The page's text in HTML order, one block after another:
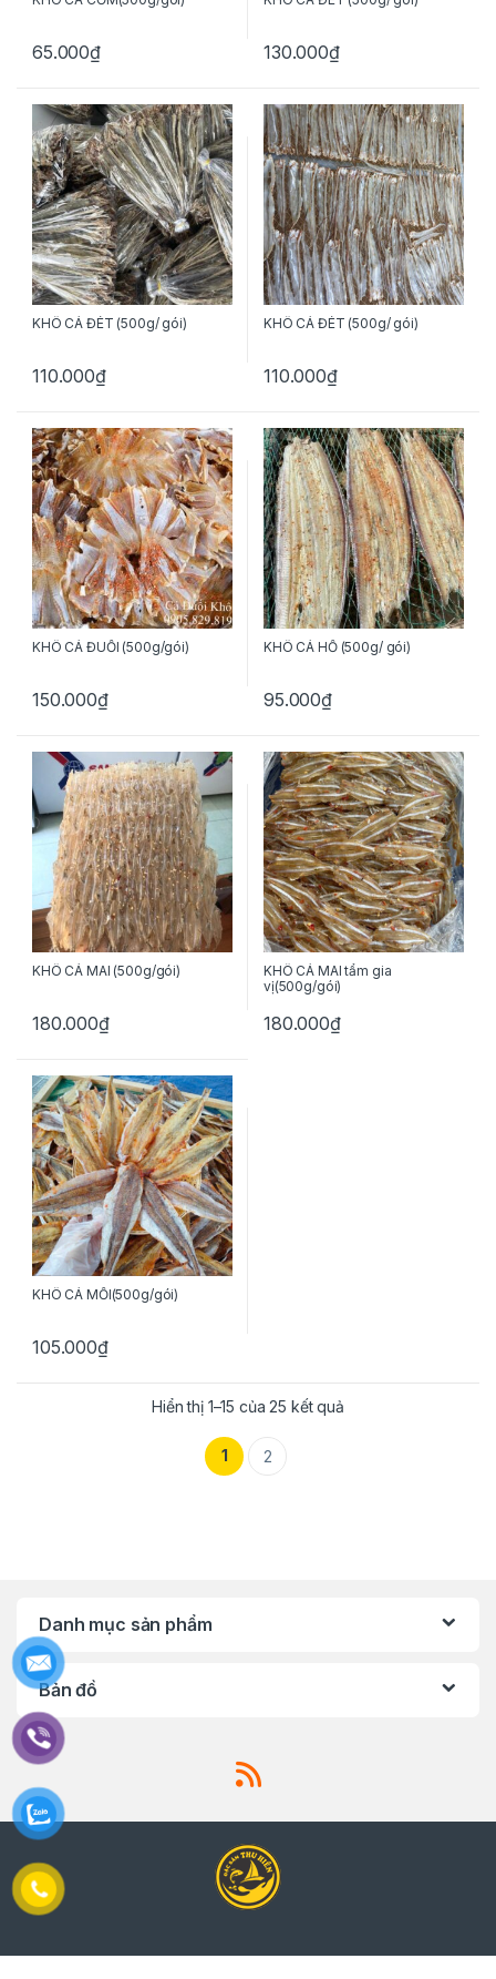
65.000₫ 130.000₫
KHÔ CÁ ĐÉT (500g/ gói)
110.000₫
KHÔ CÁ ĐÉT (500g/ gói)
110.000₫
KHÔ CÁ ĐUỐI (500g/gói)
150.000₫
KHÔ CÁ HỐ (500g/ gói)
95.000₫
KHÔ CÁ MAI (500g/gói)
180.000₫
KHÔ CÁ MAI tẩm gia
vị(500g/gói)
180.000₫
KHÔ CÁ MỐI(500g/gói)
105.000₫
Hiển thị 1–15 của 25 kết quả
1 2
Danh mục sản phẩm
Bản đồ